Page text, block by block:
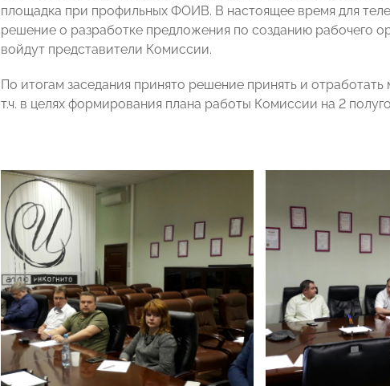
площадка при профильных ФОИВ. В настоящее время для
решение о разработке предложения по созданию рабочего
войдут представители Комиссии.
По итогам заседания принято решение принять и
т.ч. в целях формирования плана работы Комиссии на 2